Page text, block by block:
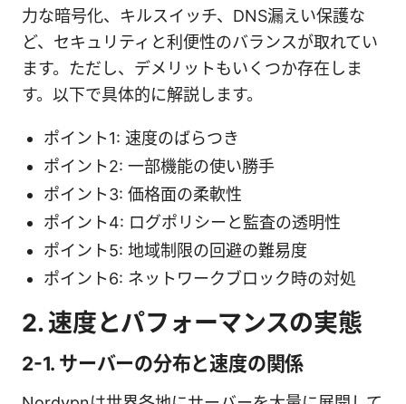
力な暗号化、キルスイッチ、DNS漏えい保護な
ど、セキュリティと利便性のバランスが取れてい
ます。ただし、デメリットもいくつか存在しま
す。以下で具体的に解説します。
ポイント1: 速度のばらつき
ポイント2: 一部機能の使い勝手
ポイント3: 価格面の柔軟性
ポイント4: ログポリシーと監査の透明性
ポイント5: 地域制限の回避の難易度
ポイント6: ネットワークブロック時の対処
2. 速度とパフォーマンスの実態
2-1. サーバーの分布と速度の関係